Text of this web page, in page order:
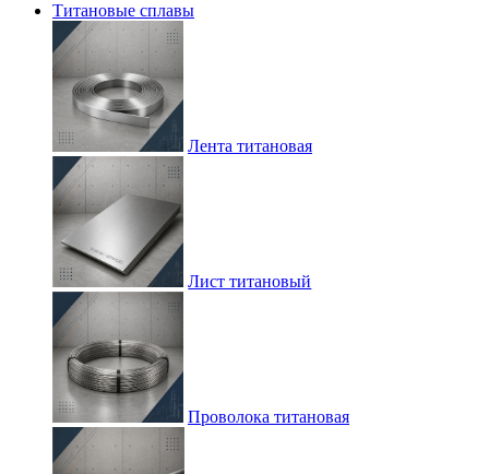
Титановые сплавы
Лента титановая
Лист титановый
Проволока титановая